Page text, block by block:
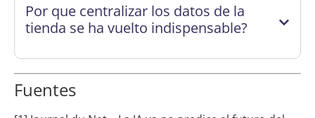
Por que centralizar los datos de la
tienda se ha vuelto indispensable?
Fuentes